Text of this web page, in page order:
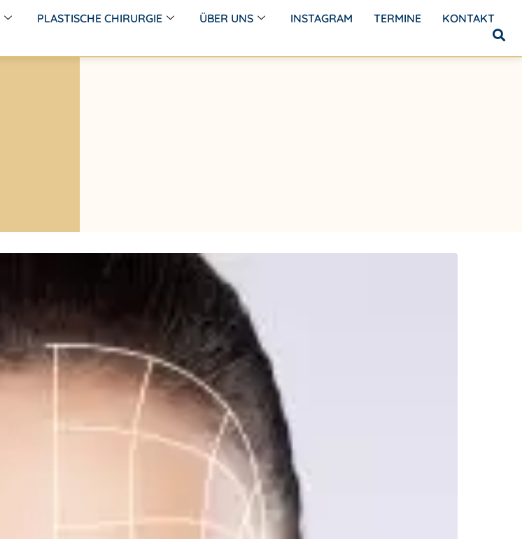
PLASTISCHE CHIRURGIE ÜBER UNS INSTAGRAM TERMINE KONTAKT